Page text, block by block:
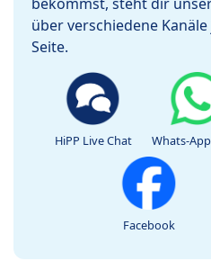
über verschiedene
Seite.
HiPP Live Chat Whats-
Facebook